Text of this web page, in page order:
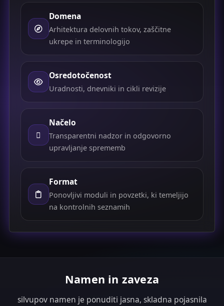
Domena
Arhitektura delovnih tokov, zaščitne
ukrepe in terminologijo
Osredotočenost
Uradnosti, dnevniki in cikli revizije
Načelo
Transparentni nadzor in odgovorno
upravljanje sprememb
Format
Ponovljivi moduli in povzetki, ki temeljijo
na kontrolnih seznamih
Namen in zaveza
silvupov namen je ponuditi jasna, skladna pojasnila